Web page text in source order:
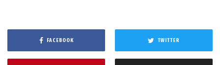
FACEBOOK TWITTER